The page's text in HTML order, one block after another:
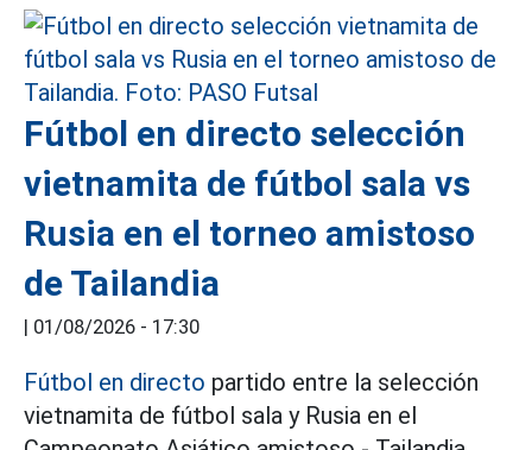
Fútbol en directo selección
vietnamita de fútbol sala vs
Rusia en el torneo amistoso
de Tailandia
| 01/08/2026 - 17:30
Fútbol en directo partido entre la selección
vietnamita de fútbol sala y Rusia en el